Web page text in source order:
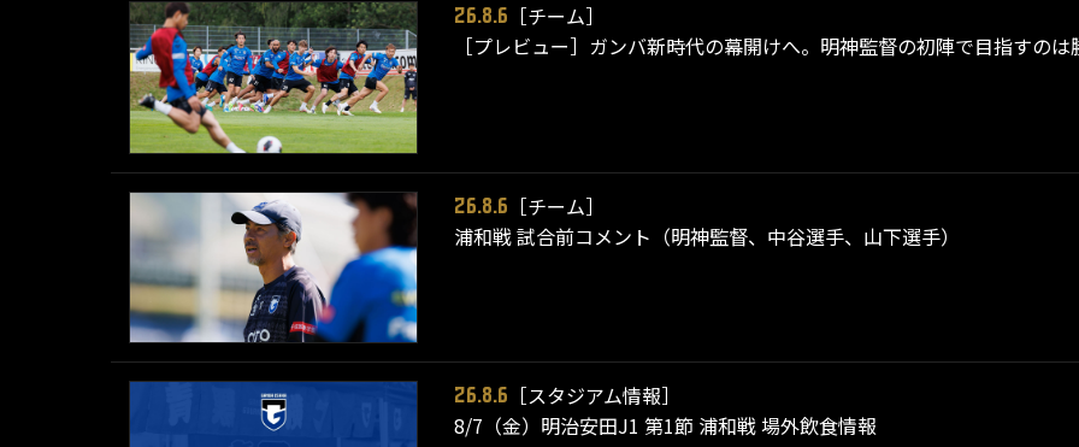
26.8.6
［チーム］
［プレビュー］ガンバ新時代の幕開けへ。明神監督の初陣で目指すのは
26.8.6
［チーム］
浦和戦 試合前コメント（明神監督、中谷選手、山下選手）
26.8.6
［スタジアム情報］
8/7（金）明治安田J1 第1節 浦和戦 場外飲食情報